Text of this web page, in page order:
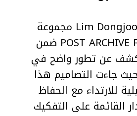
قدّم المصمم Lim Dongjoon مجموعة
POST ARCHIVE FACTION (PAF) ضمن
عن تطور واضح في
جاءت التصاميم هذا
للارتداء مع الحفاظ
القائمة على التفكيك